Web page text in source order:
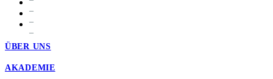
ÜBER UNS
AKADEMIE